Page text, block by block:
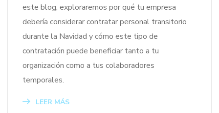
este blog, exploraremos por qué tu empresa
debería considerar contratar personal transitorio
durante la Navidad y cómo este tipo de
contratación puede beneficiar tanto a tu
organización como a tus colaboradores
temporales.
LEER MÁS